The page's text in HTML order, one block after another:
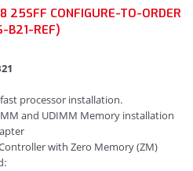
25SFF CONFIGURE-TO-ORDER
B21-REF)
processor installation.
and UDIMM Memory installation
with Zero Memory (ZM)